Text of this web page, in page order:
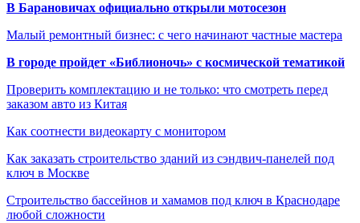
В Барановичах официально открыли мотосезон
Малый ремонтный бизнес: с чего начинают частные мастера
В городе пройдет «Библионочь» с космической тематикой
Проверить комплектацию и не только: что смотреть перед
заказом авто из Китая
Как соотнести видеокарту с монитором
Как заказать строительство зданий из сэндвич-панелей под
ключ в Москве
Строительство бассейнов и хамамов под ключ в Краснодаре
любой сложности